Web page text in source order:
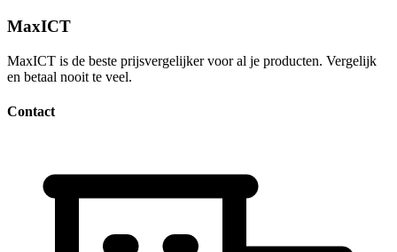
MaxICT
MaxICT is de beste prijsvergelijker voor al je producten. Vergelijk
en betaal nooit te veel.
Contact